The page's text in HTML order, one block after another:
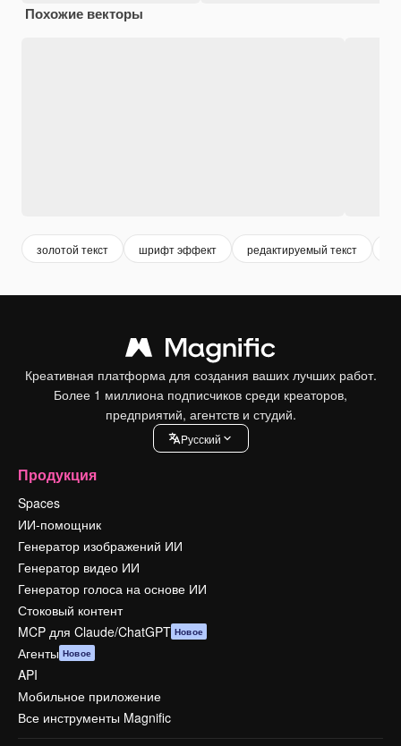
Похожие векторы
золотой текст шрифт эффект редактируемый текст
Креативная платформа для создания ваших лучших работ.
Более 1 миллиона подписчиков среди креаторов,
предприятий, агентств и студий.
Pусский
Продукция
Spaces
ИИ-помощник
Генератор изображений ИИ
Генератор видео ИИ
Генератор голоса на основе ИИ
Стоковый контент
MCP для Claude/ChatGPT Новое
Агенты Новое
API
Мобильное приложение
Все инструменты Magnific